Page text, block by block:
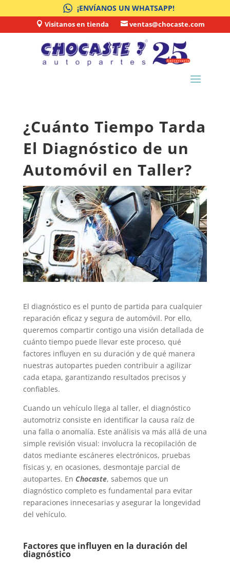
¡ENVÍANOS UN WHATSAPP!
 Visitanos en tienda  ventas@chocaste.com
¿Cuánto Tiempo Tarda
El Diagnóstico de un
Automóvil en Taller?
El diagnóstico es el punto de partida para cualquier
reparación eficaz y segura de automóvil. Por ello,
queremos compartir contigo una visión detallada de
cuánto tiempo puede llevar este proceso, qué
factores influyen en su duración y de qué manera
nuestras autopartes pueden contribuir a agilizar
cada etapa, garantizando resultados precisos y
confiables.
Cuando un vehículo llega al taller, el diagnóstico
automotriz consiste en identificar la causa raíz de
una falla o anomalía. Este análisis va más allá de una
simple revisión visual: involucra la recopilación de
datos mediante escáneres electrónicos, pruebas
físicas y, en ocasiones, desmontaje parcial de
autopartes. En Chocaste, sabemos que un
diagnóstico completo es fundamental para evitar
reparaciones innecesarias y asegurar la longevidad
del vehículo.
Factores que influyen en la duración del
diagnóstico